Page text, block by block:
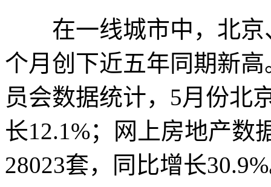
在一线城市中，北京
个月创下近五年同期新
员会数据统计，5月份北
长12.1%；网上房地产数
28023套，同比增长